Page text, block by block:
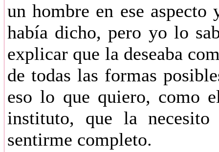
un hombre en ese
había dicho, pero yo lo
explicar que la deseaba
de todas las formas
eso lo que quiero, como
instituto, que la
sentirme completo.